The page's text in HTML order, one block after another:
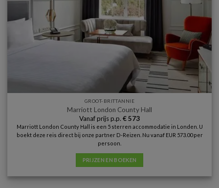
GROOT-BRITTANNIE
Marriott London County Hall
Vanaf prijs p.p. €573
Marriott London County Hall is een 5 sterren accommodatie in Londen. U
boekt deze reis direct bij onze partner D-Reizen. Nu vanaf EUR 573.00 per
persoon.
PRIJZEN EN BOEKEN